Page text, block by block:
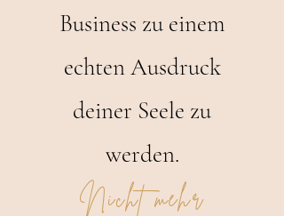
Business zu einem
echten Ausdruck
deiner Seele zu
werden.
Nicht mehr